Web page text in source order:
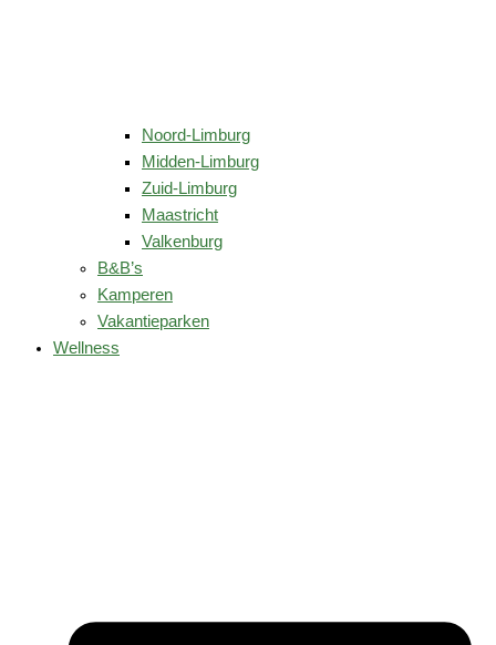
Noord-Limburg
Midden-Limburg
Zuid-Limburg
Maastricht
Valkenburg
B&B’s
Kamperen
Vakantieparken
Wellness